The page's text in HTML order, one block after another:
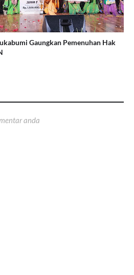
Gaungkan Pemenuhan Hak
anda